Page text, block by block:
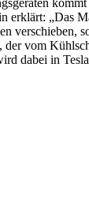
erklärt: „Das
verschieben,
der vom
dabei in